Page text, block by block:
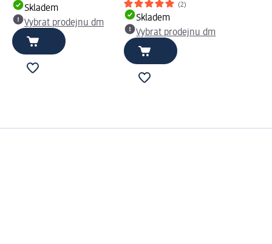
Skladem
Vybrat prodejnu dm
(2)
Skladem
Vybrat prodejnu dm